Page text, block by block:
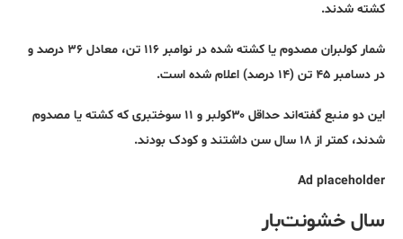
کشته شدند.
شمار کولبران مصدوم یا کشته شده در نوامبر ۱۱۶ تن، معادل ۳۶ درصد و
در دسامبر ۴۵ تن (۱۴ درصد) اعلام شده است.
این دو منبع گفته‌اند حداقل ۳۰کولبر و ۱۱ سوختبری که کشته یا مصدوم
شدند، کمتر از ۱۸ سال سن داشتند و کودک بودند.
Ad placeholder
سال خشونت‌بار